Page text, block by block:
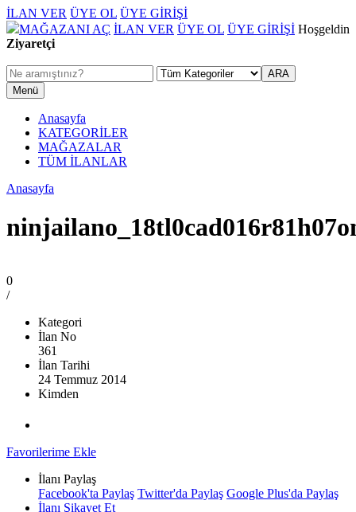
İLAN VER ÜYE OL ÜYE GİRİŞİ
MAĞAZANI AÇ İLAN VER ÜYE OL ÜYE GİRİŞİ Hoşgeldin
Ziyaretçi
Menü
Anasayfa
KATEGORİLER
MAĞAZALAR
TÜM İLANLAR
Anasayfa
0
/
Kategori
İlan No
361
İlan Tarihi
24 Temmuz 2014
Kimden
Favorilerime Ekle
İlanı Paylaş
Facebook'ta Paylaş Twitter'da Paylaş Google Plus'da Paylaş
İlanı Şikayet Et